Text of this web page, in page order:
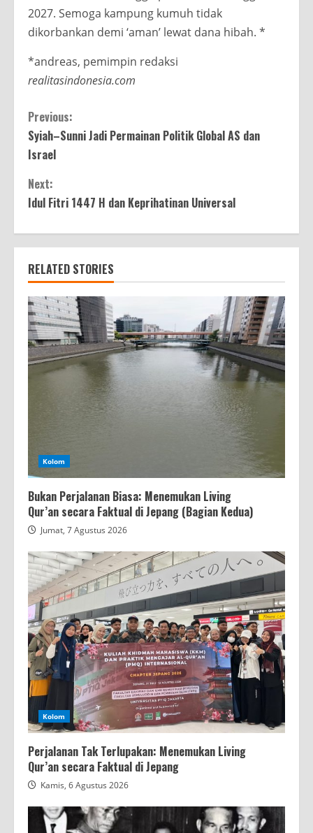
2027. Semoga kampung kumuh tidak
dikorbankan demi ‘aman’ lewat dana hibah. *
*andreas, pemimpin redaksi
realitasindonesia.com
Continue
Reading
Previous:
Syiah–Sunni Jadi Permainan Politik Global AS dan
Israel
Next:
Idul Fitri 1447 H dan Keprihatinan Universal
RELATED STORIES
Kolom
Bukan Perjalanan Biasa: Menemukan Living
Qur’an secara Faktual di Jepang (Bagian Kedua)
Jumat, 7 Agustus 2026
Kolom
Perjalanan Tak Terlupakan: Menemukan Living
Qur’an secara Faktual di Jepang
Kamis, 6 Agustus 2026